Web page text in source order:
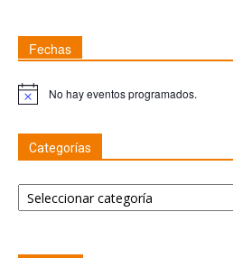
Fechas
Nota No hay eventos programados.
Categorías
Categorías